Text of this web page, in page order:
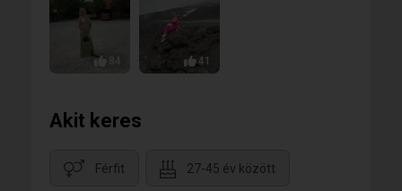
84 41
Akit keres
Férfit 27-45 év között